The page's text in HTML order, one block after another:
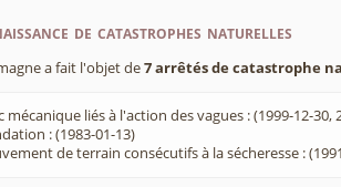
de catastrophes naturelles
a fait l'objet de7 arrêtés de catastrophe
liés à l'action des vagues : (1999-12-30,
: (1983-01-13)
de terrain consécutifs à la sécheresse :